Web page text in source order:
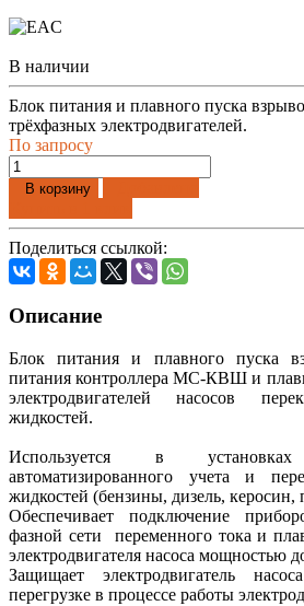
В наличии
Блок питания и плавного пуска
трёхфазных электродвигателей.
По запросу
В корзину
Поделиться ссылкой:
Описание
Блок питания и плавного пуска
питания контроллера МС-КВШ и
электродвигателей насосов
жидкостей.
Используется в
автоматизированного учета и
жидкостей (бензины, дизель, керосин,
Обеспечивает подключение
фазной сети переменного тока и
электродвигателя насоса мощностью
Защищает электродвигатель
перегрузке в процессе работы